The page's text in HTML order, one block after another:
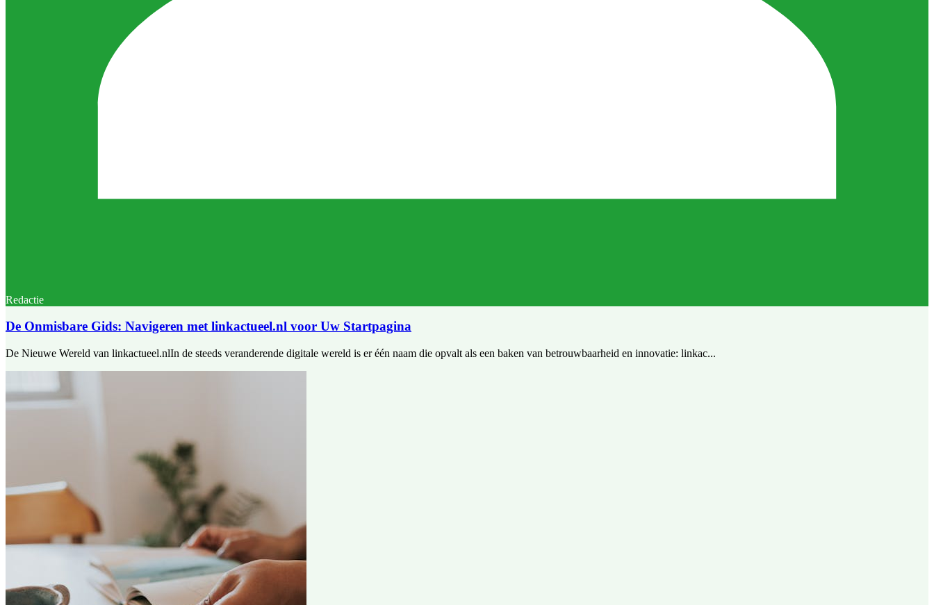
Redactie
De Onmisbare Gids: Navigeren met linkactueel.nl voor Uw Startpagina
De Nieuwe Wereld van linkactueel.nlIn de steeds veranderende digitale wereld is er één naam die opvalt als een baken van betrouwbaarheid en innovatie: linkac...